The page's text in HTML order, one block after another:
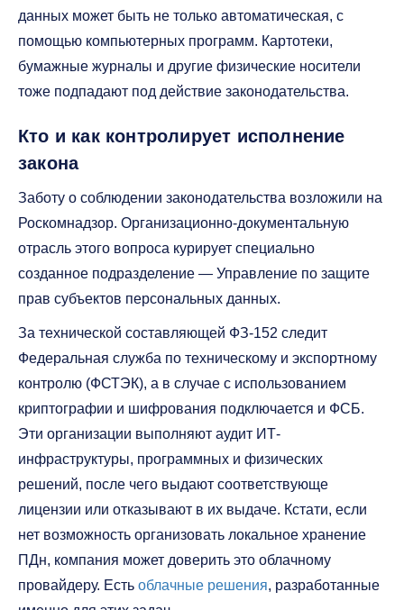
данных может быть не только автоматическая, с
помощью компьютерных программ. Картотеки,
бумажные журналы и другие физические носители
тоже подпадают под действие законодательства.
Кто и как контролирует исполнение
закона
Заботу о соблюдении законодательства возложили на
Роскомнадзор. Организационно-документальную
отрасль этого вопроса курирует специально
созданное подразделение — Управление по защите
прав субъектов персональных данных.
За технической составляющей ФЗ-152 следит
Федеральная служба по техническому и экспортному
контролю (ФСТЭК), а в случае с использованием
криптографии и шифрования подключается и ФСБ.
Эти организации выполняют аудит ИТ-
инфраструктуры, программных и физических
решений, после чего выдают соответствующе
лицензии или отказывают в их выдаче. Кстати, если
нет возможность организовать локальное хранение
ПДн, компания может доверить это облачному
провайдеру. Есть облачные решения, разработанные